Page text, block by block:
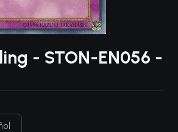
- STON-EN056 -